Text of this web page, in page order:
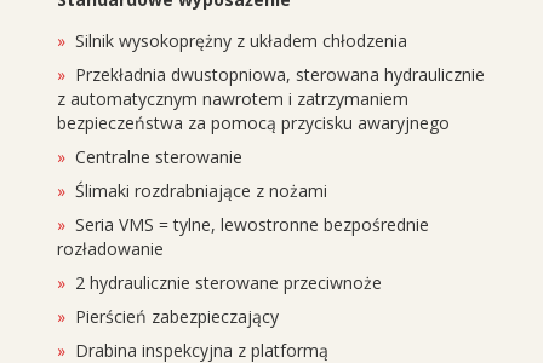
Silnik wysokoprężny z układem chłodzenia
Przekładnia dwustopniowa, sterowana hydraulicznie
z automatycznym nawrotem i zatrzymaniem
bezpieczeństwa za pomocą przycisku awaryjnego
Centralne sterowanie
Ślimaki rozdrabniające z nożami
Seria VMS = tylne, lewostronne bezpośrednie
rozładowanie
2 hydraulicznie sterowane przeciwnoże
Pierścień zabezpieczający
Drabina inspekcyjna z platformą